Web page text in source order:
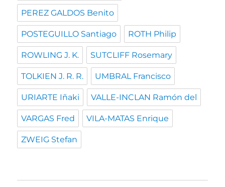
PEREZ GALDOS Benito
POSTEGUILLO Santiago ROTH Philip
ROWLING J. K. SUTCLIFF Rosemary
TOLKIEN J. R. R. UMBRAL Francisco
URIARTE Iñaki VALLE-INCLAN Ramón del
VARGAS Fred VILA-MATAS Enrique
ZWEIG Stefan